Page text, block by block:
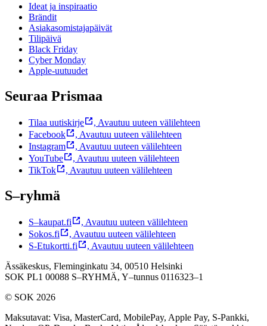
Ideat ja inspiraatio
Brändit
Asiakasomistajapäivät
Tilipäivä
Black Friday
Cyber Monday
Apple-uutuudet
Seuraa Prismaa
Tilaa uutiskirje , Avautuu uuteen välilehteen
Facebook
, Avautuu uuteen välilehteen
Instagram
, Avautuu uuteen välilehteen
YouTube
, Avautuu uuteen välilehteen
TikTok
, Avautuu uuteen välilehteen
S–ryhmä
S–kaupat.fi , Avautuu uuteen välilehteen
Sokos.fi
, Avautuu uuteen välilehteen
S-Etukortti.fi
, Avautuu uuteen välilehteen
Ässäkeskus, Fleminginkatu 34, 00510 Helsinki
SOK PL1 00088 S–RYHMÄ, Y–tunnus 0116323–1
© SOK 2026
Maksutavat: Visa, MasterCard, MobilePay, Apple Pay, S-Pankki,